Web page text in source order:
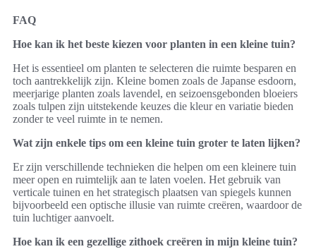
FAQ
Hoe kan ik het beste kiezen voor planten in een kleine tuin?
Het is essentieel om planten te selecteren die ruimte besparen en
toch aantrekkelijk zijn. Kleine bomen zoals de Japanse esdoorn,
meerjarige planten zoals lavendel, en seizoensgebonden bloeiers
zoals tulpen zijn uitstekende keuzes die kleur en variatie bieden
zonder te veel ruimte in te nemen.
Wat zijn enkele tips om een kleine tuin groter te laten lijken?
Er zijn verschillende technieken die helpen om een kleinere tuin
meer open en ruimtelijk aan te laten voelen. Het gebruik van
verticale tuinen en het strategisch plaatsen van spiegels kunnen
bijvoorbeeld een optische illusie van ruimte creëren, waardoor de
tuin luchtiger aanvoelt.
Hoe kan ik een gezellige zithoek creëren in mijn kleine tuin?